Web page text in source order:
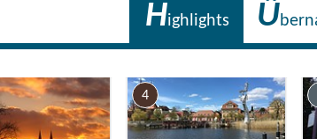
Highlights Ü
4